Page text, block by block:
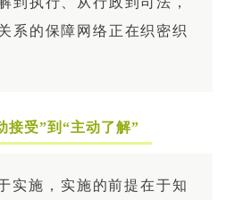
系的保障网络正在织密织
接受”到“主动了解”
实施，实施的前提在于知